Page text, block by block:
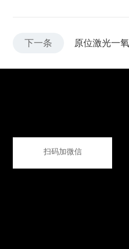
下一条 原位激光一
扫码加微信